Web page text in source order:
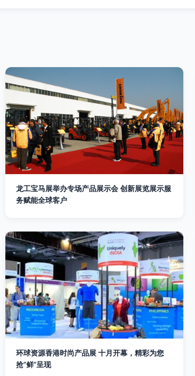
龙工宝马展举办专场产品展示会 创新展览展示服
务赋能全球客户
环球资源香港时尚产品展 十月开幕，精彩为您
抢“鲜”呈现